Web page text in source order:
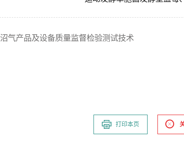
沼气产品及设备质量监督检验测试技术
打印本页